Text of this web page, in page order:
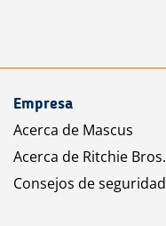
Empresa
Acerca de Mascus
Acerca de Ritchie Bros.
Consejos de seguridad